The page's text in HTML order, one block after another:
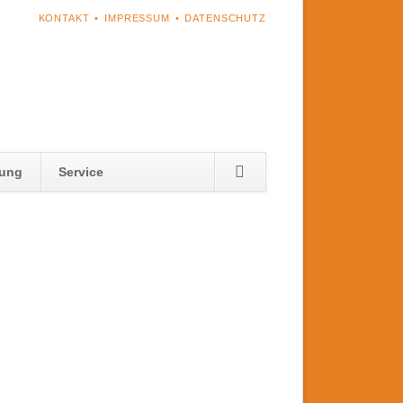
NAVIGATION
KONTAKT IMPRESSUM DATENSCHUTZ
überspringen
Service